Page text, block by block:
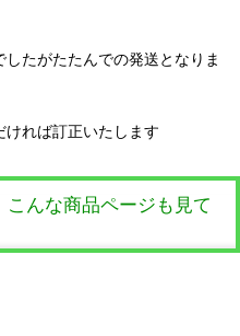
たがたたんでの発送となりま
れば訂正いたします
んな商品ページも見て